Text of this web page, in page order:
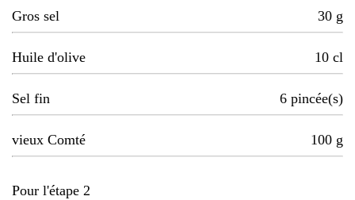
Gros sel 30 g
Huile d'olive 10 cl
Sel fin 6 pincée(s)
vieux Comté 100 g
Pour l'étape 2